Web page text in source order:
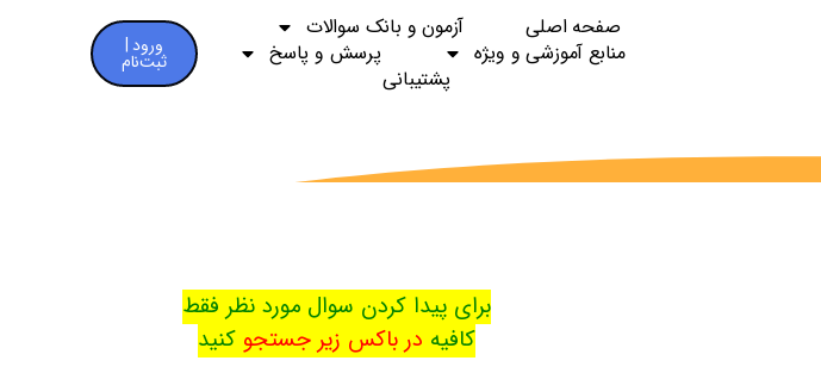
صفحه اصلی
آزمون و بانک سوالات
منابع آموزشی و ویژه
پرسش و پاسخ
پشتیبانی
ورود |
ثبت‌نام
برای پیدا کردن سوال مورد نظر فقط
کافیه در باکس زیر جستجو کنید